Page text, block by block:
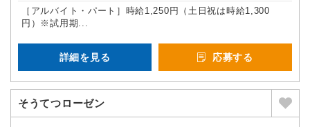
［アルバイト・パート］時給1,250円（土日祝は時給1,300
円）※試用期...
詳細を見る 応募する
そうてつローゼン